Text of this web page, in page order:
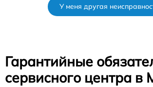
У меня другая
Гарантийные
сервисного центра в